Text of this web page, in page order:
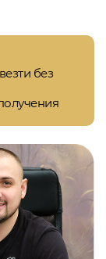
без